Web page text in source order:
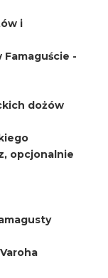
i
-
dożów
opcjonalnie